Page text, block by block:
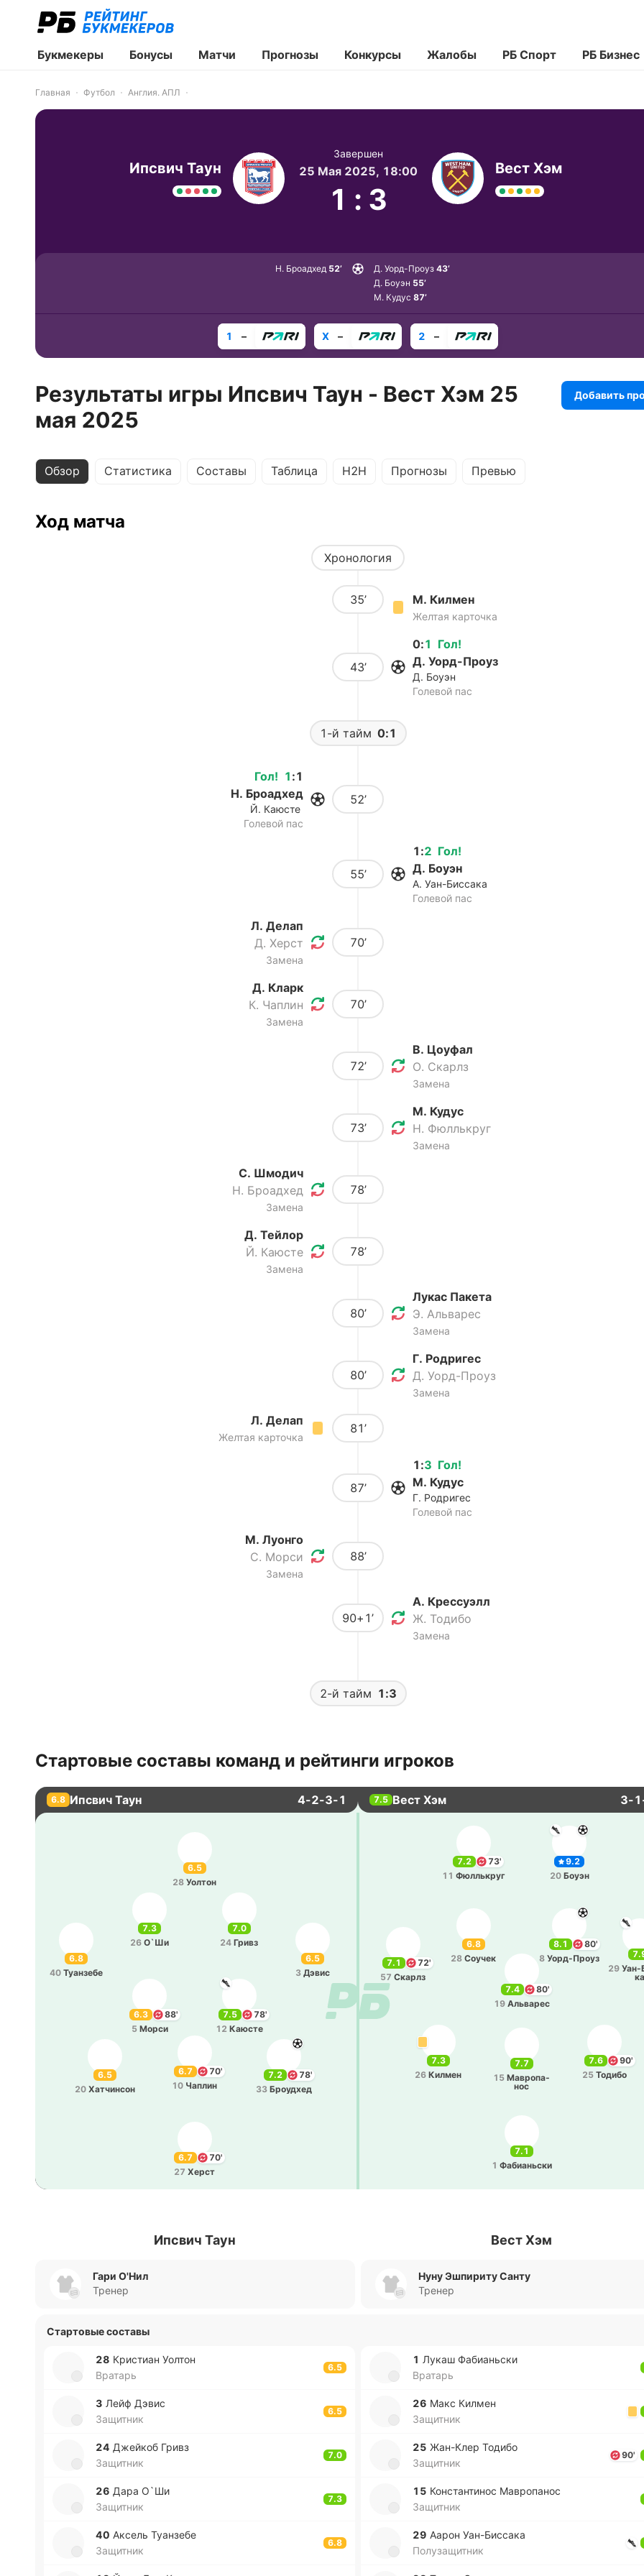
Букмекеры Бонусы Матчи Прогнозы Конкурсы Жалобы РБ Спорт РБ Бизнес
Главная Футбол Англия. АПЛ
Ипсвич Таун
Завершен
25 Мая 2025, 18:00
1 : 3
Вест Хэм
Н. Броадхед 52’ Д. Уорд-Проуз 43’
Д. Боуэн 55’
М. Кудус 87’
1 – X – 2 –
Результаты игры Ипсвич Таун - Вест Хэм 25
мая 2025
Добавить
Обзор Статистика Составы Таблица H2H Прогнозы Превью
Ход матча
Хронология
35’ М. Килмен
Желтая карточка
43’
Гол!
0:1
Д. Уорд-Проуз
Д. Боуэн
Голевой пас
1-й тайм 0:1
Гол! 1 :1
Н. Броадхед
Й. Каюсте
Голевой пас
52’
55’
Гол!
1 :2
Д. Боуэн
А. Уан-Биссака
Голевой пас
Л. Делап
Д. Херст
Замена
70’
Д. Кларк
К. Чаплин
Замена
70’
72’
В. Цоуфал
О. Скарлз
Замена
73’
М. Кудус
Н. Фюллькруг
Замена
С. Шмодич
Н. Броадхед
Замена
78’
Д. Тейлор
Й. Каюсте
Замена
78’
80’
Лукас Пакета
Э. Альварес
Замена
80’
Г. Родригес
Д. Уорд-Проуз
Замена
Л. Делап
Желтая карточка
81’
87’
Гол!
1 :3
М. Кудус
Г. Родригес
Голевой пас
М. Луонго
С. Морси
Замена
88’
90+1’
А. Крессуэлл
Ж. Тодибо
Замена
2-й тайм 1:3
Стартовые составы команд и рейтинги игроков
6.8 Ипсвич Таун 4-2-3-1 7.5 Вест Хэм 3-
6.5
28 Уолтон
6.5
3 Дэвис
7.0
24 Гривз
7.3
26 О`Ши
6.8
40 Туа­нзе­бе
7.5
78'
12 Каюсте
6.3
88'
5 Морси
6.7
70'
10 Чаплин
7.2
78'
33 Броу­дхед
6.5
20 Ха­тчи­нсон
6.7
70'
27 Херст
7.1
1 Фа­биа­ньски
7.3
26 Килмен
7.6
90'
25 Тодибо
7.7
15 Ма­вро­па­
нос
29
6.8
28 Соучек
7.1
72'
57 Скарлз
7.4
80'
19 Альва­рес
8.1
80'
8 Уо­рд-Проуз
9.2
20 Боуэн
7.2
73'
11 Фю­ллькруг
Ипсвич Таун Вест Хэм
Гари О'Нил
Тренер
Нуну Эшпириту Санту
Тренер
Стартовые составы
28 Кри­стиан Уолтон
Вратарь
6.5
3 Лейф Дэвис
Защитник
6.5
24 Джей­коб Гривз
Защитник
7.0
26 Дара О`Ши
Защитник
7.3
40 Аксель Туа­нзе­бе
Защитник
6.8
1 Лукаш Фа­биа­ньски
Вратарь
26 Макс Килмен
Защитник
25 Жа­н-Клер Тодибо
Защитник
90'
15 Ко­нста­нти­нос Ма­вро­па­нос
Защитник
29 Аарон Уа­н-Би­сса­ка
Полузащитник